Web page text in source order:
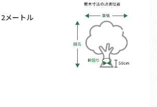
2メートル